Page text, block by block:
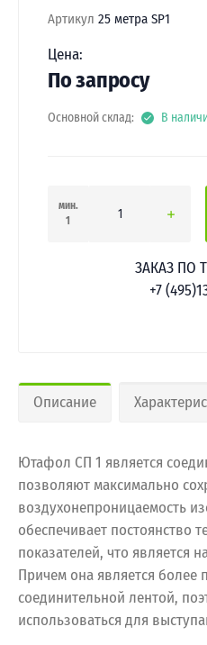
Артикул 25 метра SP1
Цена:
По запросу
Основной склад: В
мин.
1
ЗАКАЗ ПО
+7
Описание
Ютафол СП 1 является
позволяют максимально
воздухонепроницаемость
обеспечивает постоянство
показателей, что является
Причем она является более
соединительной лентой,
использоваться для